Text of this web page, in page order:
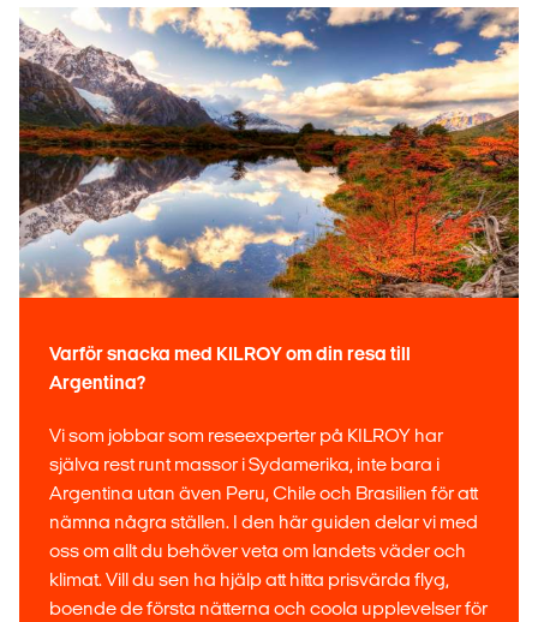
Varför snacka med KILROY om din resa till
Argentina?
Vi som jobbar som reseexperter på KILROY har
själva rest runt massor i Sydamerika, inte bara i
Argentina utan även Peru, Chile och Brasilien för att
nämna några ställen. I den här guiden delar vi med
oss om allt du behöver veta om landets väder och
klimat. Vill du sen ha hjälp att hitta prisvärda flyg,
boende de första nätterna och coola upplevelser för